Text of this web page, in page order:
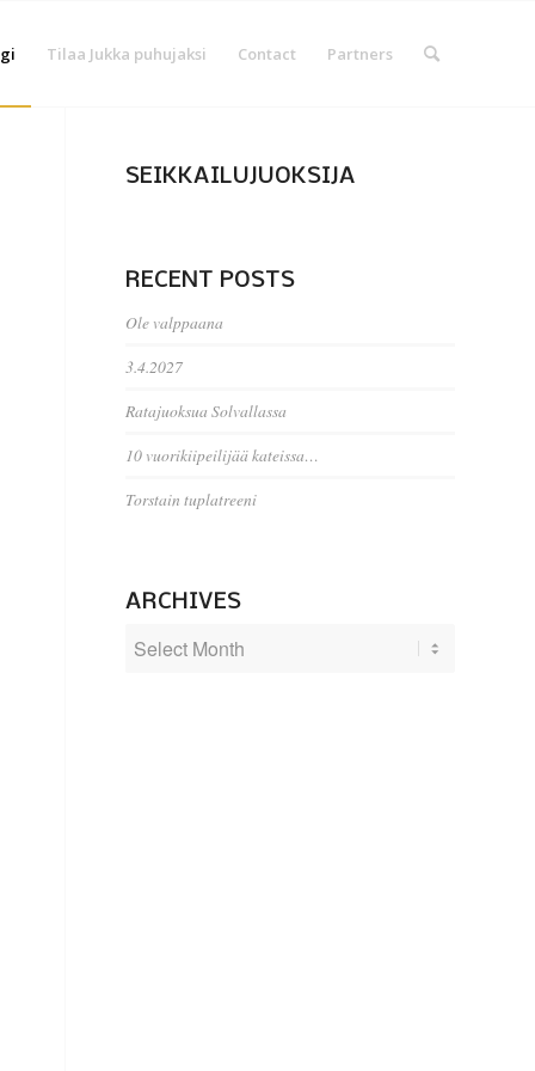
Tilaa Jukka puhujaksi Contact Partners
SEIKKAILUJUOKSIJA
RECENT POSTS
Ole valppaana
3.4.2027
Ratajuoksua Solvallassa
10 vuorikiipeilijää kateissa…
Torstain tuplatreeni
ARCHIVES